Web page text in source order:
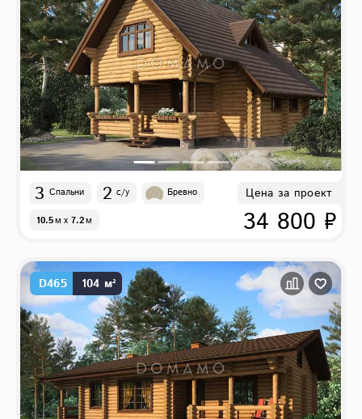
3 Спальни 2 с/у Бревно
10.5м x 7.2м
Цена за проект
34 800 ₽
D465 104 м²